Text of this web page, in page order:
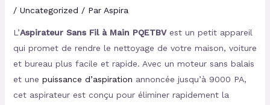
/ Uncategorized / Par Aspira
L’Aspirateur Sans Fil à Main PQETBVest un petit appareil
qui promet de rendre le nettoyage de votre maison, voiture
et bureau plus facile et rapide. Avec un moteur sans balais
et une puissance d’aspiration annoncée jusqu’à 9000 PA,
cet aspirateur est conçu pour éliminer rapidement la